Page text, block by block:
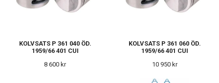
KOLVSATS P 361 040 ÖD.
1959/66 401 CUI
8 600 kr
KOLVSATS P 361 060 ÖD.
1959/66 401 CUI
10 950 kr